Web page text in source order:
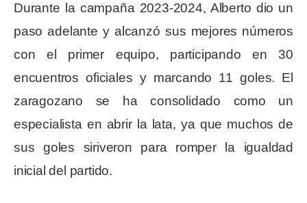
Durante la campaña 2023-2024, Alberto dio un
paso adelante y alcanzó sus mejores números
con el primer equipo, participando en 30
encuentros oficiales y marcando 11 goles. El
zaragozano se ha consolidado como un
especialista en abrir la lata, ya que muchos de
sus goles siriveron para romper la igualdad
inicial del partido.